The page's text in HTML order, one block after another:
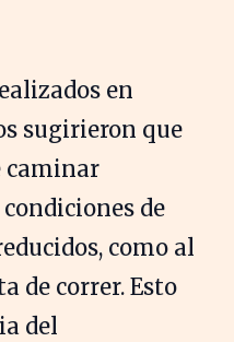
en
sugirieron que
caminar
de
como al
de correr. Esto
del